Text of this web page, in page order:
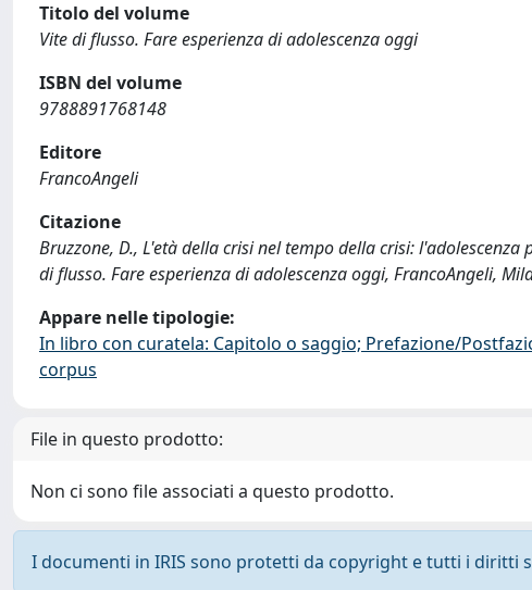
Titolo del volume
Vite di flusso. Fare esperienza di adolescenza oggi
ISBN del volume
9788891768148
Editore
FrancoAngeli
Citazione
Bruzzone, D., L'età della crisi nel tempo della crisi:
di flusso. Fare esperienza di adolescenza oggi, FrancoAngeli,
Appare nelle tipologie:
In libro con curatela: Capitolo o saggio; Prefazione/
corpus
File in questo prodotto:
Non ci sono file associati a questo prodotto.
I documenti in IRIS sono protetti da copyright e tutti i diritti